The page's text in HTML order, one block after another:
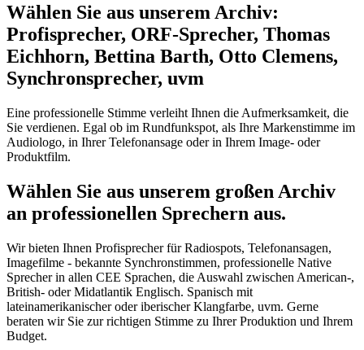
Wählen Sie aus unserem Archiv:
Profisprecher, ORF-Sprecher, Thomas
Eichhorn, Bettina Barth, Otto Clemens,
Synchronsprecher, uvm
Eine professionelle Stimme verleiht Ihnen die Aufmerksamkeit, die
Sie verdienen. Egal ob im Rundfunkspot, als Ihre Markenstimme im
Audiologo, in Ihrer Telefonansage oder in Ihrem Image- oder
Produktfilm.
Wählen Sie aus unserem großen Archiv
an professionellen Sprechern aus.
Wir bieten Ihnen Profisprecher für Radiospots, Telefonansagen,
Imagefilme - bekannte Synchronstimmen, professionelle Native
Sprecher in allen CEE Sprachen, die Auswahl zwischen American-,
British- oder Midatlantik Englisch. Spanisch mit
lateinamerikanischer oder iberischer Klangfarbe, uvm. Gerne
beraten wir Sie zur richtigen Stimme zu Ihrer Produktion und Ihrem
Budget.